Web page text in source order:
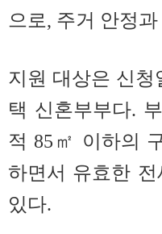
으로, 주거 안정
지원 대상은 신
택 신혼부부다.
적 85㎡ 이하의
하면서 유효한
있다.